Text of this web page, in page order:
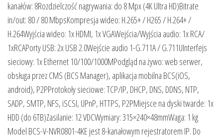
kanałów: 8Rozdzielczość nagrywania: do 8 Mpx (4K Ultra HD)Bitrate
in/out: 80 / 80 MbpsKompresja wideo: H.265+ / H265 / H.264+ /
H.264Wyjścia wideo: 1x HDMI, 1x VGAWejścia/Wyjścia audio: 1x RCA/
1xRCAPorty USB: 2x USB 2.0Wejście audio 1-G.711A / G.711UInterfejs
sieciowy: 1x Ethernet 10/100/1000MPodgląd na żywo: web serwer,
obsługa przez CMS (BCS Manager), aplikacja mobilna BCS(iOS,
android), P2PProtokoły sieciowe: TCP/IP, DHCP, DNS, DDNS, NTP,
SADP, SMTP, NFS, iSCSI, UPnP, HTTPS, P2PMiejsce na dyski twarde: 1x
HDD (do 6TB)Zasilanie: 12 VDCWymiary: 315×240×48mmWaga: 1 kg
Model BCS-V-NVR0801-4KE jest 8-kanałowym rejestratorem IP. Do